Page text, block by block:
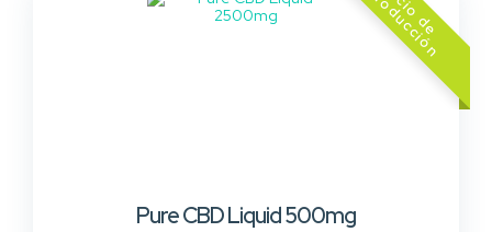
z
Pure CBD Liquid 500mg